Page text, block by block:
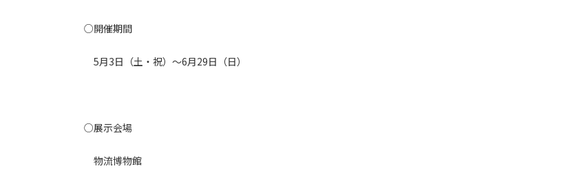
○開催期間
5月3日（土・祝）～6月29日（日）
○展示会場
物流博物館